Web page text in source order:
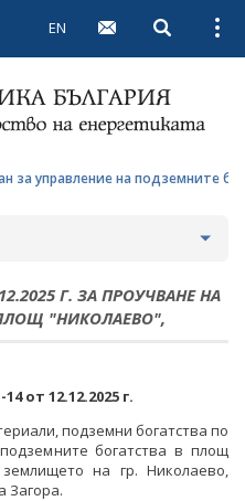
EN Open
за управление на подземните
ОТ ЗАСЕДАНИЯТА
И
Г. ЗА ПРОУЧВАНЕ НА
"НИКОЛАЕВО",
14от 12.12.2025 г.
подземни богатства по
богатства в площ
на гр. Николаево,
Загора.